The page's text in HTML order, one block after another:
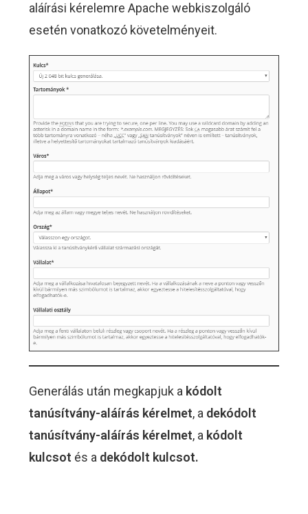
aláírási kérelemre Apache webkiszolgáló
esetén vonatkozó követelményeit.
Generálás után megkapjuk a kódolt
tanúsítvány-aláírás kérelmet, a dekódolt
tanúsítvány-aláírás kérelmet, a kódolt
kulcsot és a dekódolt kulcsot.